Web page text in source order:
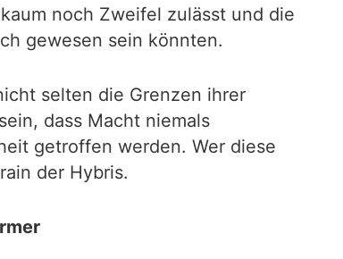
noch Zweifel zulässt und die
gewesen sein könnten.
selten die Grenzen ihrer
dass Macht niemals
getroffen werden. Wer diese
der Hybris.